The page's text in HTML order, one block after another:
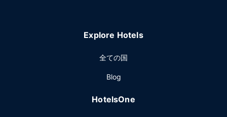
がりください。客室から、このホテルのルームサービス (営
ラウンジかプールサイドバーで 1 杯飲んでリラックスしまし
エクスプレス チェックアウト、ドライクリーニング / ランド
Explore Hotels
全ての国
Blog
HotelsOne